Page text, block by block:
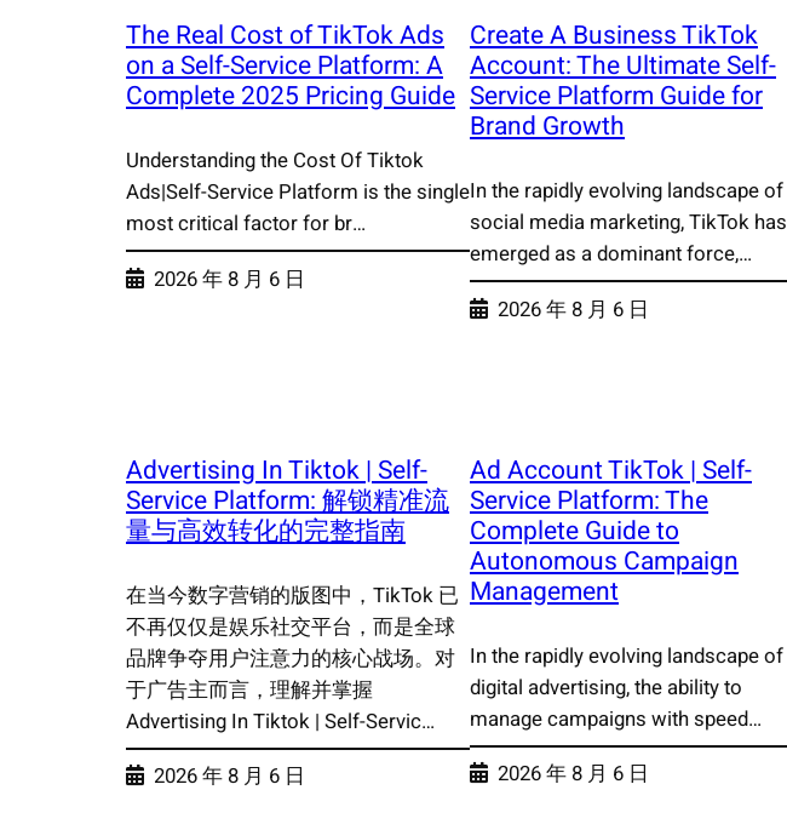
The Real Cost of TikTok Ads
on a Self-Service Platform: A
Complete 2025 Pricing Guide
Understanding the Cost Of Tiktok
Ads|Self-Service Platform is the single
most critical factor for br…
2026 年 8 月 6 日
Create A Business TikTok
Account: The Ultimate Self-
Service Platform Guide for
Brand Growth
In the rapidly evolving landscape of
social media marketing, TikTok has
emerged as a dominant force,…
2026 年 8 月 6 日
Advertising In Tiktok | Self-
Service Platform: 解锁精准流
量与高效转化的完整指南
在当今数字营销的版图中，TikTok 已
不再仅仅是娱乐社交平台，而是全球
品牌争夺用户注意力的核心战场。对
于广告主而言，理解并掌握
Advertising In Tiktok | Self-Servic…
2026 年 8 月 6 日
Ad Account TikTok | Self-
Service Platform: The
Complete Guide to
Autonomous Campaign
Management
In the rapidly evolving landscape of
digital advertising, the ability to
manage campaigns with speed…
2026 年 8 月 6 日